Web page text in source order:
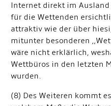
lnternet direkt im
für die Wettenden
attraktiv wie der über
mitunter besonderen
wäre nicht erklärlich,
Wettbüros in den letzten
wurden.
(8) Des Weiteren kommt